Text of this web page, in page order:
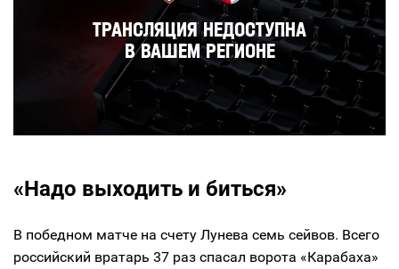
«Надо выходить и биться»
В победном матче на счету Лунева семь сейвов. Всего
российский вратарь 37 раз спасал ворота «Карабаха»